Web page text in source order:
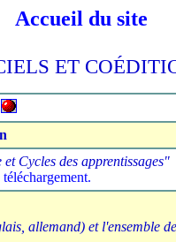
Accueil du site
ET
Cycles des apprentissages"
allemand) et l'ensemble